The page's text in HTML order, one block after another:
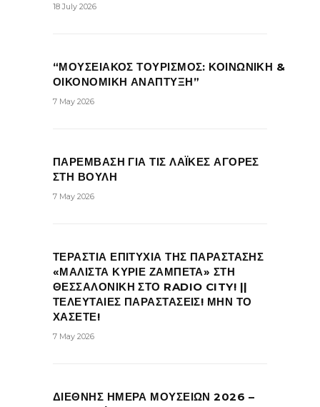
18 July 2026
“ΜΟΥΣΕΙΑΚΟΣ ΤΟΥΡΙΣΜΟΣ: ΚΟΙΝΩΝΙΚΗ &
ΟΙΚΟΝΟΜΙΚΗ ΑΝΑΠΤΥΞΗ”
7 May 2026
ΠΑΡΕΜΒΑΣΗ ΓΙΑ ΤΙΣ ΛΑΪΚΕΣ ΑΓΟΡΕΣ
ΣΤΗ ΒΟΥΛΗ
7 May 2026
ΤΕΡΑΣΤΙΑ ΕΠΙΤΥΧΙΑ ΤΗΣ ΠΑΡΑΣΤΑΣΗΣ
«ΜΑΛΙΣΤΑ ΚΥΡΙΕ ΖΑΜΠΕΤΑ» ΣΤΗ
ΘΕΣΣΑΛΟΝΙΚΗ ΣΤΟ RADIO CITY! ||
ΤΕΛΕΥΤΑΙΕΣ ΠΑΡΑΣΤΑΣΕΙΣ! ΜΗΝ ΤΟ
ΧΑΣΕΤΕ!
7 May 2026
ΔΙΕΘΝΗΣ ΗΜΕΡΑ ΜΟΥΣΕΙΩΝ 2026 –